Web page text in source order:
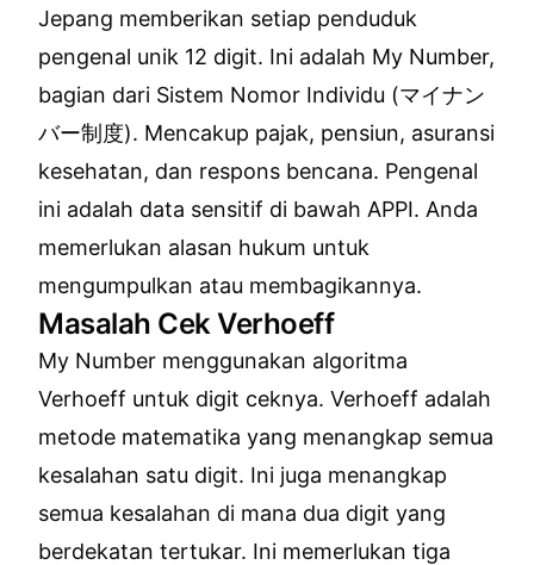
Jepang memberikan setiap penduduk
pengenal unik 12 digit. Ini adalah My Number,
bagian dari Sistem Nomor Individu (マイナン
バー制度). Mencakup pajak, pensiun, asuransi
kesehatan, dan respons bencana. Pengenal
ini adalah data sensitif di bawah APPI. Anda
memerlukan alasan hukum untuk
mengumpulkan atau membagikannya.
Masalah Cek Verhoeff
My Number menggunakan algoritma
Verhoeff untuk digit ceknya. Verhoeff adalah
metode matematika yang menangkap semua
kesalahan satu digit. Ini juga menangkap
semua kesalahan di mana dua digit yang
berdekatan tertukar. Ini memerlukan tiga